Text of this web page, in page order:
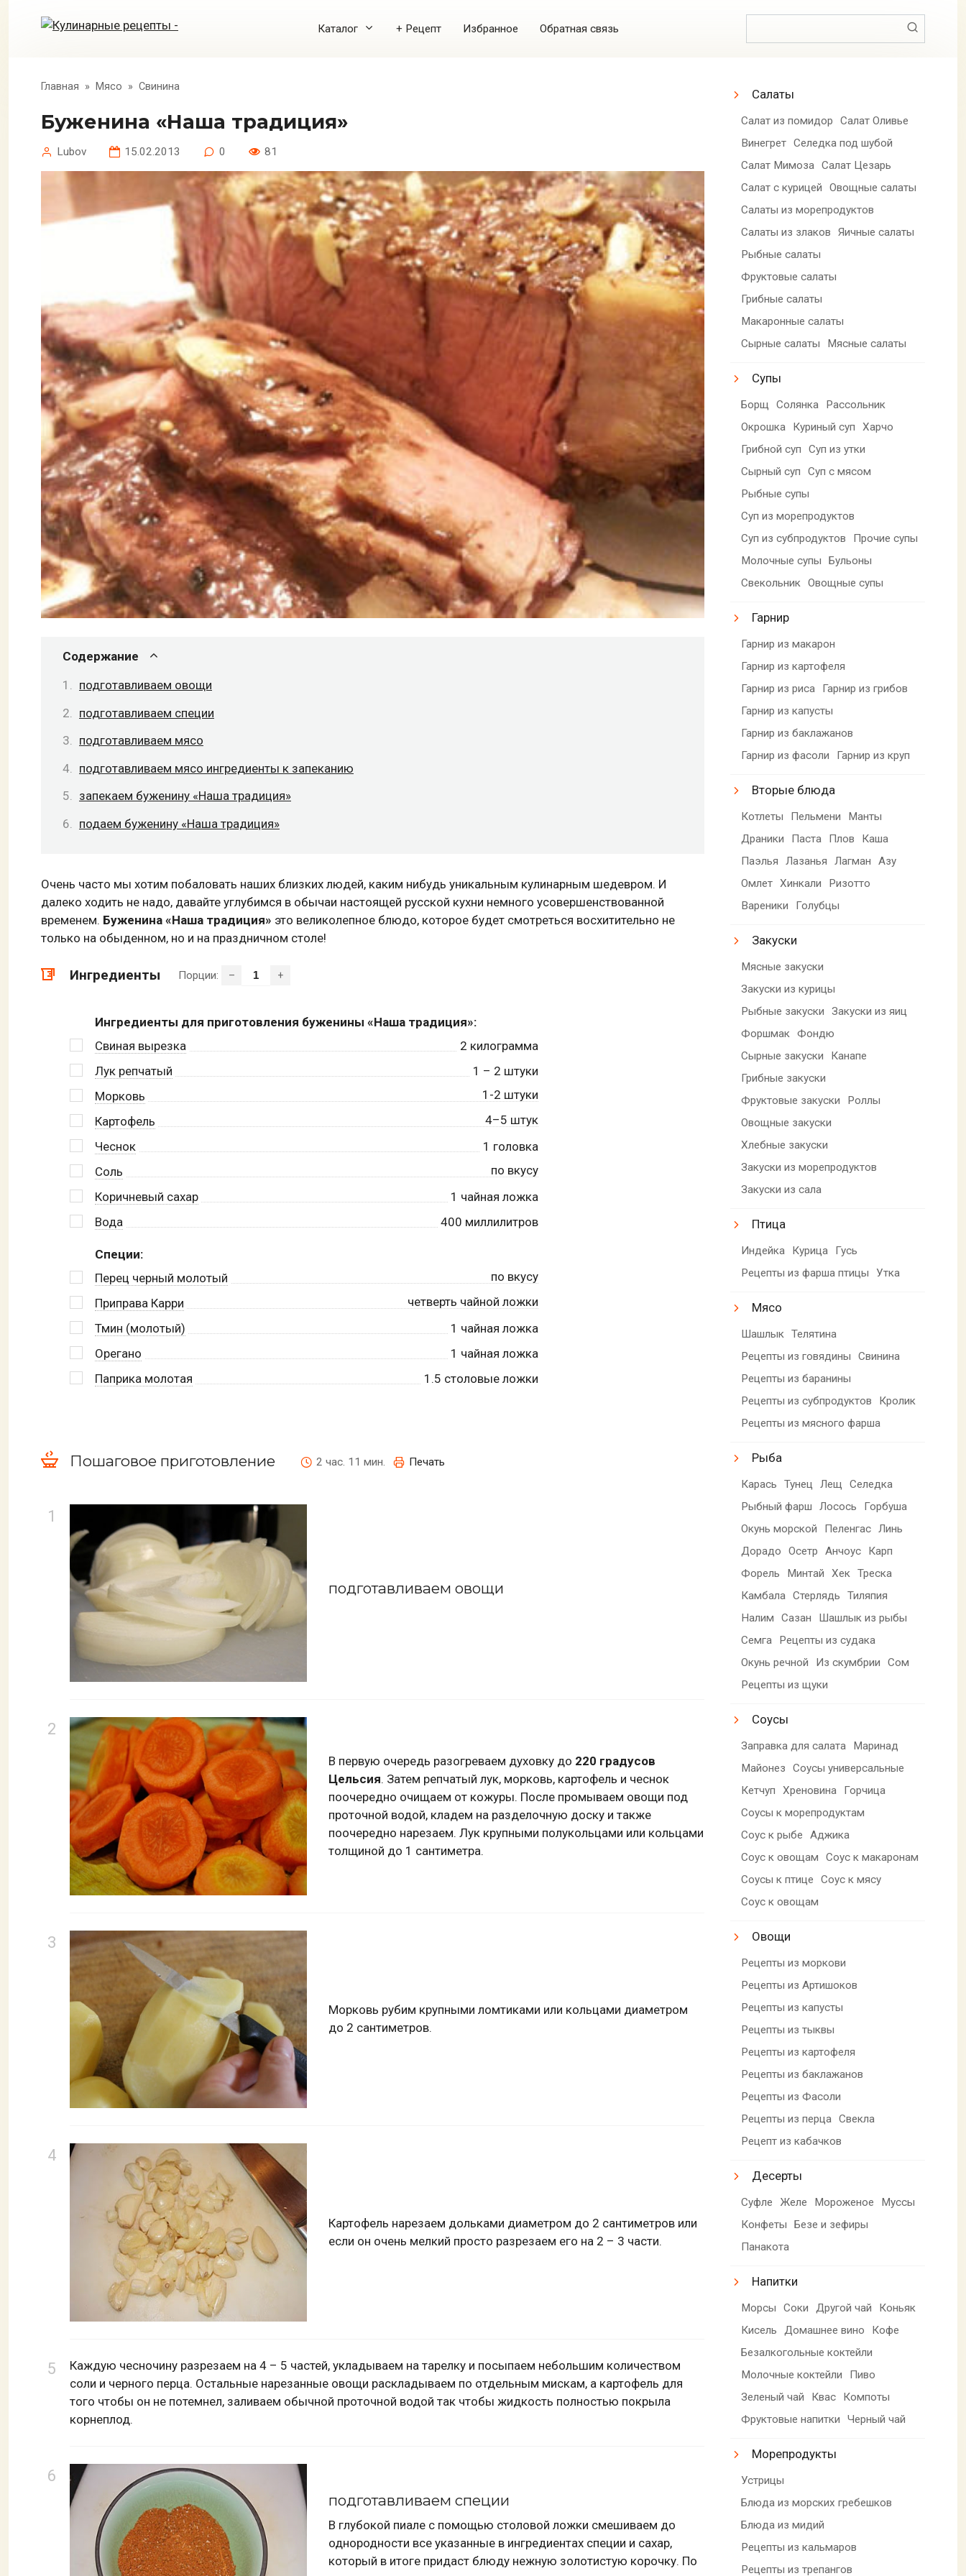
Каталог + Рецепт Избранное Обратная связь
Главная » Мясо » Свинина
Буженина «Наша традиция»
Lubov 15.02.2013 0 81
Содержание
подготавливаем овощи
подготавливаем специи
подготавливаем мясо
подготавливаем мясо ингредиенты к запеканию
запекаем буженину «Наша традиция»
подаем буженину «Наша традиция»
Очень часто мы хотим побаловать наших близких людей, каким нибудь уникальным кулинарным шедевром. И
далеко ходить не надо, давайте углубимся в обычаи настоящей русской кухни немного усовершенствованной
временем. Буженина «Наша традиция» это великолепное блюдо, которое будет смотреться восхитительно не
только на обыденном, но и на праздничном столе!
Ингредиенты Порции: – +
Ингредиенты для приготовления буженины «Наша традиция»:
Свиная вырезка
2 килограмма
Лук репчатый
1 – 2 штуки
Морковь
1-2 штуки
Картофель
4–5 штук
Чеснок
1 головка
Соль
по вкусу
Коричневый сахар
1 чайная ложка
Вода
400 миллилитров
Специи:
Перец черный молотый
по вкусу
Приправа Карри
четверть чайной ложки
Тмин (молотый)
1 чайная ложка
Орегано
1 чайная ложка
Паприка молотая
1.5 столовые ложки
Пошаговое приготовление 2 час. 11 мин. Печать
подготавливаем овощи
В первую очередь разогреваем духовку до 220 градусов
Цельсия. Затем репчатый лук, морковь, картофель и чеснок
поочередно очищаем от кожуры. После промываем овощи под
проточной водой, кладем на разделочную доску и также
поочередно нарезаем. Лук крупными полукольцами или кольцами
толщиной до 1 сантиметра.
Морковь рубим крупными ломтиками или кольцами диаметром
до 2 сантиметров.
Картофель нарезаем дольками диаметром до 2 сантиметров или
если он очень мелкий просто разрезаем его на 2 – 3 части.
Каждую чесночину разрезаем на 4 – 5 частей, укладываем на тарелку и посыпаем небольшим количеством
соли и черного перца. Остальные нарезанные овощи раскладываем по отдельным мискам, а картофель для
того чтобы он не потемнел, заливаем обычной проточной водой так чтобы жидкость полностью покрыла
корнеплод.
подготавливаем специи
В глубокой пиале с помощью столовой ложки смешиваем до
однородности все указанные в ингредиентах специи и сахар,
который в итоге придаст блюду нежную золотистую корочку. По
Салаты
Салат из помидор
Салат Оливье
Винегрет Селедка под шубой
Салат Мимоза Салат Цезарь
Салат с курицей
Овощные салаты
Салаты из морепродуктов
Салаты из злаков
Яичные салаты
Рыбные салаты
Фруктовые салаты
Грибные салаты
Макаронные салаты
Сырные салаты
Мясные салаты
Супы
Борщ Солянка
Рассольник
Окрошка
Куриный суп
Харчо
Грибной суп
Суп из утки
Сырный суп
Суп с мясом
Рыбные супы
Суп из морепродуктов
Суп из субпродуктов
Прочие супы
Молочные супы
Бульоны
Свекольник Овощные супы
Гарнир
Гарнир из макарон
Гарнир из картофеля
Гарнир из риса
Гарнир из грибов
Гарнир из капусты
Гарнир из баклажанов
Гарнир из фасоли
Гарнир из круп
Вторые блюда
Котлеты Пельмени
Манты
Драники
Паста Плов
Каша
Паэлья
Лазанья Лагман
Азу
Омлет Хинкали
Ризотто
Вареники
Голубцы
Закуски
Мясные закуски
Закуски из курицы
Рыбные закуски
Закуски из яиц
Форшмак Фондю
Сырные закуски
Канапе
Грибные закуски
Фруктовые закуски
Роллы
Овощные закуски
Хлебные закуски
Закуски из морепродуктов
Закуски из сала
Птица
Индейка Курица
Гусь
Рецепты из фарша птицы
Утка
Мясо
Шашлык Телятина
Рецепты из говядины
Свинина
Рецепты из баранины
Рецепты из субпродуктов
Кролик
Рецепты из мясного фарша
Рыба
Карась Тунец Лещ
Селедка
Рыбный фарш
Лосось
Горбуша
Окунь морской
Пеленгас Линь
Дорадо
Осетр Анчоус
Карп
Форель
Минтай Хек Треска
Камбала Стерлядь
Тиляпия
Налим
Сазан
Шашлык из рыбы
Семга
Рецепты из судака
Окунь речной
Из скумбрии
Сом
Рецепты из щуки
Соусы
Заправка для салата
Маринад
Майонез
Соусы универсальные
Кетчуп
Хреновина
Горчица
Соусы к морепродуктам
Соус к рыбе
Аджика
Соус к овощам
Соус к макаронам
Соусы к птице
Соус к мясу
Соус к овощам
Овощи
Рецепты из моркови
Рецепты из Артишоков
Рецепты из капусты
Рецепты из тыквы
Рецепты из картофеля
Рецепты из баклажанов
Рецепты из Фасоли
Рецепты из перца Свекла
Рецепт из кабачков
Десерты
Суфле Желе Мороженое
Муссы
Конфеты
Безе и зефиры
Панакота
Напитки
Морсы Соки Другой чай
Коньяк
Кисель
Домашнее вино
Кофе
Безалкогольные коктейли
Молочные коктейли
Пиво
Зеленый чай
Квас
Компоты
Фруктовые напитки
Черный чай
Морепродукты
Устрицы
Блюда из морских гребешков
Блюда из мидий
Рецепты из кальмаров
Рецепты из трепангов